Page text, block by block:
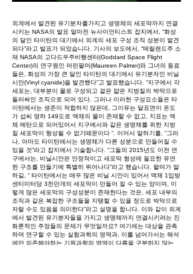
외계에서 발견된 유기분자를가지고 생명체의 세포막까지 연결
시키는 NASA의 발표 얼마전 뉴사이언티스트 잡지에서, “화성
의 달인 타이탄의 대기에서 외계의 세포 구성 조직 성분이 발견
되다”라고 발표가 되었습니다. 기사의 보도에서, “메릴랜드주 소
재 NASA의 고다드우주비행센터(Goddard Space Flight
Center)의 연구원인 머린팔머(Maureen Palmer)와 그녀의 동료
들은, 화성의 가장 큰 달인 타이탄의 대기에서 유기분자인 비닐
시안(Vinyl cyanide)을 발견했다”고 발표했습니다. “지구에서 각
세포는, 대부분이 물로 구성되고 겉은 얇은 지방질의 박막으로
둘러싸인 조직으로 되어 있다. 그러나 이러한 구성요소들은 타
이탄에서는 생존이 적합하지 않은데, 그이유는 달표면이 온도
가 섭씨 영하 149도로 액체의 물이 존재할 수 없고, 지표는 액
체 메탄으로 되어있어서 지구에서와 같은 생명체를 위한 지방
질 세포막이 형성될 수 없기때문이다 “. 이어서 말하기를, “그러
나, 아마도 타이탄에서는 생명체가 다른 성분으로 만들어질 수
있을 것”라고 잡지에서 기술합니다. “그들의 2015년도 이전 연
구에서는, 비닐시안은 안정적이고 세포막 형성에 필요한 유연
한 구조를 만들기에 특별히 뛰어나다”라고 했습니다. 팔머가 말
하길, “ 타이탄에서는 매우 많은 비닐 시안이 있어서 액체 1입방
센티미터당 3천만개의 세포막이 만들어 질 수 있는 양이며, 이
렇게 많은 세포막의 구성성분이 존재한다는 것은, 세포 내부의
조직과 같은 복잡한 구조들을 지탱할 수 있을 정도로 박막으로
자랄 수도 있음을 의미한다”라고 설명을 합니다. 이와 같이 외계
에서 발견된 유기분자들을 가지고 생명체까지 연결시키려는 진
화론적인 주장들의 문제가 무엇일까요? 여기에는 대상을 관측
하며 연구할 수 있는 실험과학의 영역과, 이를 넘어가서는 해석
에만 의존해야하는 기원과학의 영역이 다름을 구분하지 않는